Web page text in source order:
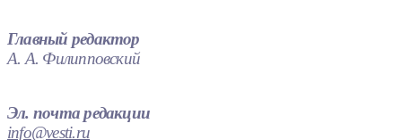
Главный редактор
А. А. Филипповский
Эл. почта редакции
info@vesti.ru